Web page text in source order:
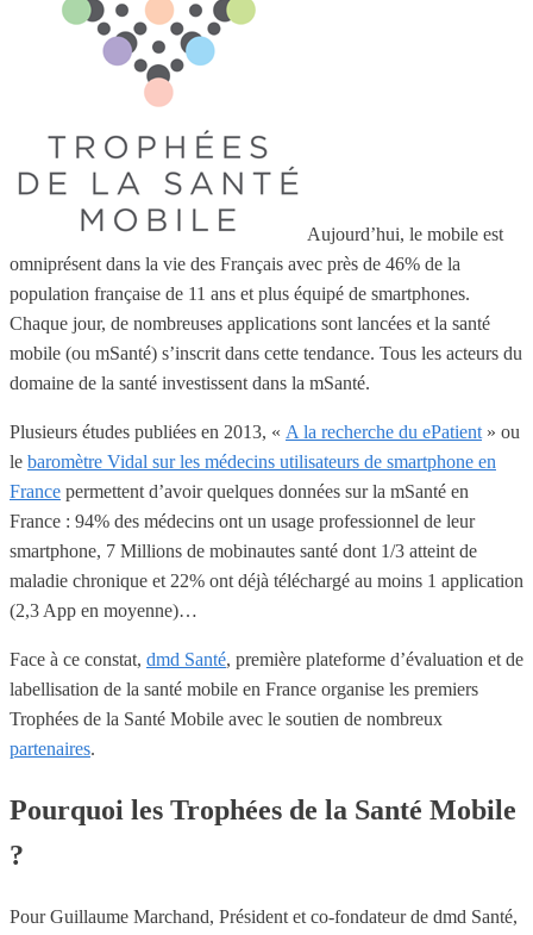
Aujourd’hui, le mobile est
omniprésent dans la vie des Français avec près de 46% de la
population française de 11 ans et plus équipé de smartphones.
Chaque jour, de nombreuses applications sont lancées et la santé
mobile (ou mSanté) s’inscrit dans cette tendance. Tous les acteurs du
domaine de la santé investissent dans la mSanté.
Plusieurs études publiées en 2013, « A la recherche du ePatient » ou
le baromètre Vidal sur les médecins utilisateurs de smartphone en
France permettent d’avoir quelques données sur la mSanté en
France : 94% des médecins ont un usage professionnel de leur
smartphone, 7 Millions de mobinautes santé dont 1/3 atteint de
maladie chronique et 22% ont déjà téléchargé au moins 1 application
(2,3 App en moyenne)…
Face à ce constat, dmd Santé, première plateforme d’évaluation et de
labellisation de la santé mobile en France organise les premiers
Trophées de la Santé Mobile avec le soutien de nombreux
partenaires.
Pourquoi les Trophées de la Santé Mobile
?
Pour Guillaume Marchand, Président et co-fondateur de dmd Santé,